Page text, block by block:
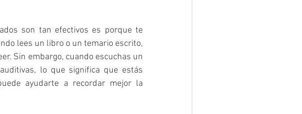
son tan efectivos es porque te
lees un libro o un temario escrito,
Sin embargo, cuando escuchas un
lo que significa que estás
ayudarte a recordar mejor la